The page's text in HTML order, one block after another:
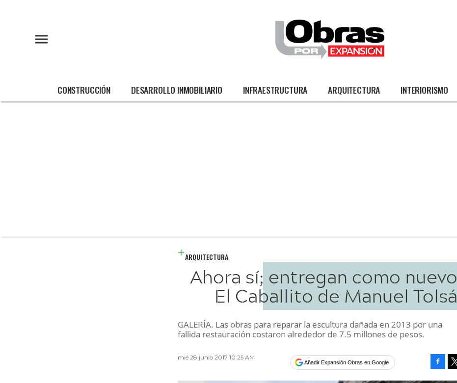
CONSTRUCCIÓN DESARROLLO INMOBILIARIO INFRAESTRUCTURA ARQUITECTURA INTERIORISMO
ARQUITECTURA
Ahora sí; entregan como nuevo
El Caballito de Manuel Tolsá
GALERÍA. Las obras para reparar la escultura dañada en 2013 por una
fallida restauración costaron alrededor de 7.5 millones de pesos.
mié 28 junio 2017 10:25 AM
Añadir Expansión Obras en Google